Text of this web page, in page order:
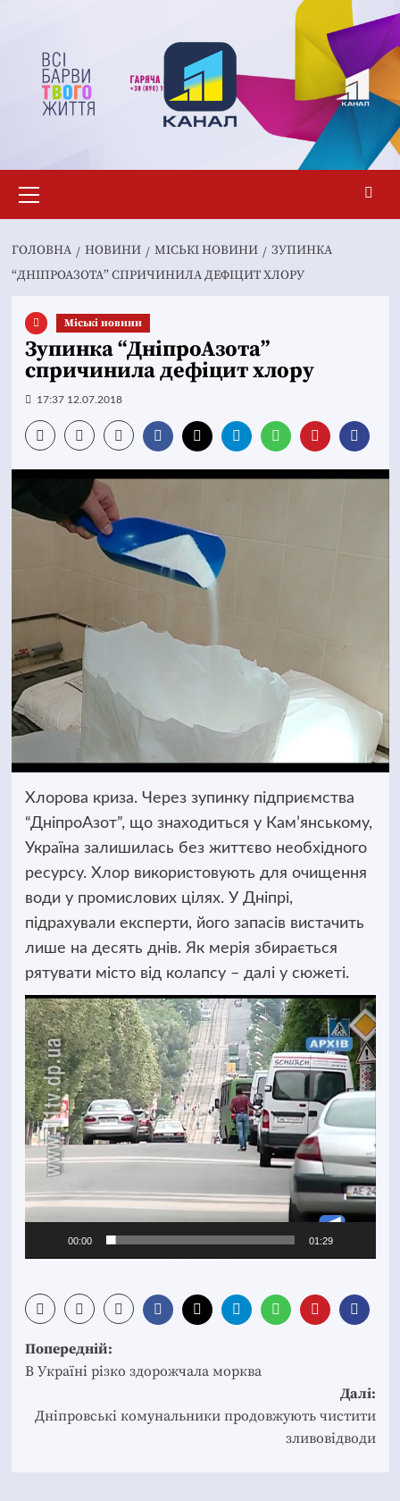
вмісту
меню
ГОЛОВНА НОВИНИ MІСЬКІ НОВИНИ
ЗУПИНКА
“ДНІПРОАЗОТА” СПРИЧИНИЛА ДЕФІЦИТ ХЛОРУ
Mіські новини
Зупинка “ДніпроАзота”
спричинила дефіцит хлору
17:37 12.07.2018
Хлорова криза. Через зупинку підприємства
“ДніпроАзот”, що знаходиться у Кам’янському,
Україна залишилась без життєво необхідного
ресурсу. Хлор використовують для очищення
води у промислових цілях. У Дніпрі,
підрахували експерти, його запасів вистачить
лише на десять днів. Як мерія збирається
рятувати місто від колапсу – далі у сюжеті.
Відеопрогравач
00:00 01:29
Post
navigation
Попередній:
В Україні різко здорожчала морква
Далі:
Дніпровські комунальники продовжують чистити
зливовідводи